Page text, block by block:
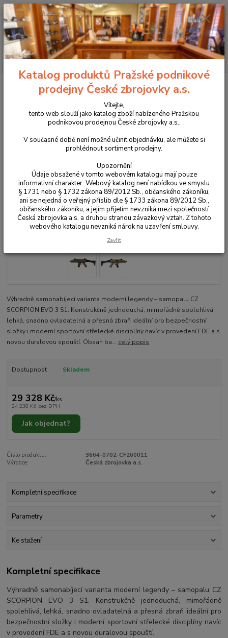
Menu
Hledat
+420 225 375 800
Samonabíjecí pušky a karabiny
3 S1 FDE CUSTOM
CZ SCORPION EVO 3 S1 FDE
CUSTOM
Výhradně samonabíjecí varianta moderní legendy – samopalu CZ
SCORPION EVO 3 S1. Konstrukčně jednoduchá, mimořádně spolehlivá,
lehká, snadno ovladatelná a přesná zbraň ideální pro bezpečnostní
složky i moderní sportovní střelecké disciplíny navíc v provedení FDE a s
novou duralovou spouští. Obsah ba... celý popis
Dostupnost Skladem
29 328 Kč/ks
24 238 Kč bez DPH
Jak objednat?
Číslo produktu:
3664-0702-CF260011
Výrobce:
Česká zbrojovka a.s.
Kompletní specifikace
Parametry
Ke stažení
Kompletní specifikace
Výhradně samonabíjecí varianta moderní legendy – samopalu CZ
SCORPION EVO 3 S1. Konstrukčně jednoduchá, mimořádně
spolehlivá, lehká, snadno ovladatelná a přesná zbraň ideální pro
bezpečnostní složky i moderní sportovní střelecké disciplíny navíc
v provedení FDE a s novou duralovou spouští.
Katalog produktů Pražské podnikové
prodejny České zbrojovky a.s.
Vítejte,
tento web slouží jako katalog zboží nabízeného Pražskou
podnikovou prodejnou České zbrojovky a.s..
V současné době není možné učinit objednávku, ale můžete si
prohlédnout sortiment prodejny.
Upozornění
Údaje obsažené v tomto webovém katalogu mají pouze
informativní charakter. Webový katalog není nabídkou ve smyslu
§ 1731 nebo § 1732 zákona 89/2012 Sb., občanského zákoníku,
ani se nejedná o veřejný příslib dle § 1733 zákona 89/2012 Sb.,
občanského zákoníku, a jejím přijetím nevzniká mezi společností
Česká zbrojovka a.s. a druhou stranou závazkový vztah. Z tohoto
webového katalogu nevzniká nárok na uzavření smlouvy.
Zavřít